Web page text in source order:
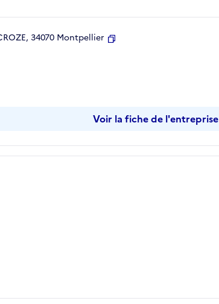
34070 Montpellier
Voir la fiche de l'entreprise